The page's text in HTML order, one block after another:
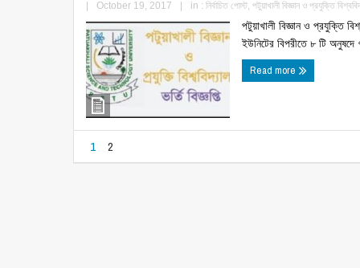
October 19, 2017 in : নির্বাচিত পোস্ট, পটুয়াখালী বিজ্ঞান ও প্রযুক্তি
পটুয়াখালী বিজ্ঞান ও প্রযুক্তি
ইউনিটের বিপরীতে ৮ টি অনুষদে
Read more
1 2